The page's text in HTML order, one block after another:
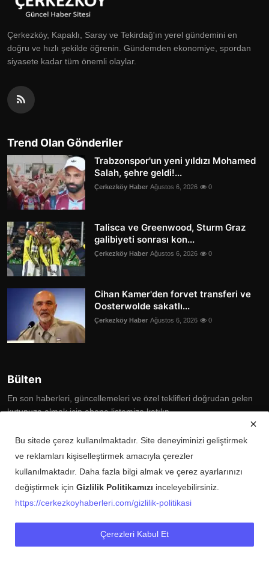
Çerkezköy, Kapaklı, Saray ve Tekirdağ'ın yerel gündemini en
doğru ve hızlı şekilde öğrenin. Gündemden ekonomiye, spordan
siyasete kadar tüm önemli olaylar.
Trend Olan Gönderiler
Trabzonspor'un yeni yıldızı Mohamed
Salah, şehre geldi!...
Çerkezköy Haber Ağustos 6, 2026 0
Talisca ve Greenwood, Sturm Graz
galibiyeti sonrası kon...
Çerkezköy Haber Ağustos 6, 2026 0
Cihan Kamer'den forvet transferi ve
Oosterwolde sakatlı...
Çerkezköy Haber Ağustos 6, 2026 0
Bülten
En son haberleri, güncellemeleri ve özel teklifleri doğrudan gelen
kutunuza almak için abone listemize katılın
Subscribe
Copyright © 2025 Çerkezköy Haberleri Tüm Hakları Saklıdır.
Künye Şartlar ve Koşullar Gizlilik Politikası İletişim
Bu sitede çerez kullanılmaktadır. Site deneyiminizi geliştirmek
ve reklamları kişiselleştirmek amacıyla çerezler
kullanılmaktadır. Daha fazla bilgi almak ve çerez ayarlarınızı
değiştirmek için Gizlilik Politikamızı inceleyebilirsiniz.
https://cerkezkoyhaberleri.com/gizlilik-politikasi
Çerezleri Kabul Et